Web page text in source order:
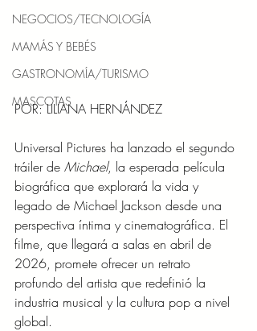
NEGOCIOS/TECNOLOGÍA
MAMÁS Y BEBÉS
GASTRONOMÍA/TURISMO
MASCOTAS
POR: LILIANA HERNÁNDEZ
Universal Pictures ha lanzado el segundo
tráiler de Michael, la esperada película
biográfica que explorará la vida y
legado de Michael Jackson desde una
perspectiva íntima y cinematográfica. El
filme, que llegará a salas en abril de
2026, promete ofrecer un retrato
profundo del artista que redefinió la
industria musical y la cultura pop a nivel
global.